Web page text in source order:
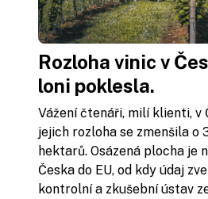
Rozloha vinic v
loni poklesla.
Vážení čtenáři, milí klienti, v
jejich rozloha se zmenšila o
hektarů. Osázená plocha je
Česka do EU, od kdy údaj
kontrolní a zkušební ústav